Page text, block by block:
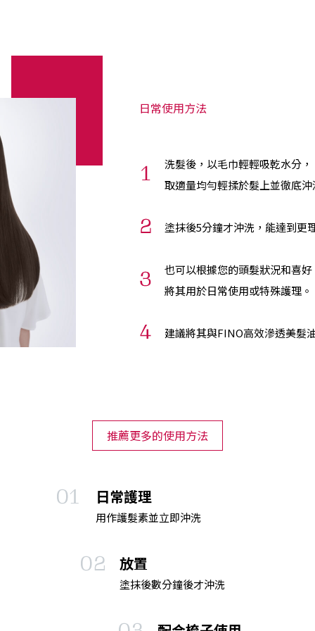
日常使用方法
洗髮後，以毛巾輕輕吸乾水分，
取適量均勻輕揉於髮上並徹底沖
塗抹後5分鐘才沖洗，能達到更
也可以根據您的頭髮狀況和喜好
將其用於日常使用或特殊護理。
建議將其與FINO高效滲透美髮
推薦更多的使用方法
日常護理
用作護髮素並立即沖洗
放置
塗抹後數分鐘後才沖洗